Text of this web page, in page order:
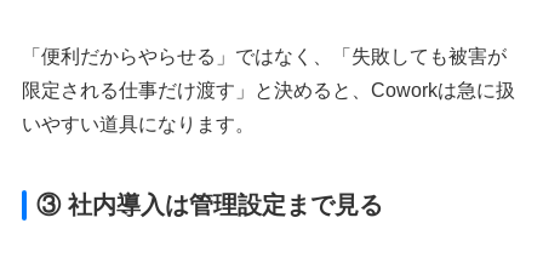
「便利だからやらせる」ではなく、「失敗しても被害が
限定される仕事だけ渡す」と決めると、Coworkは急に扱
いやすい道具になります。
③ 社内導入は管理設定まで見る